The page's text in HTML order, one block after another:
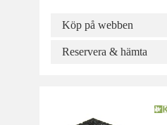
Köp på webben
Reservera & hämta